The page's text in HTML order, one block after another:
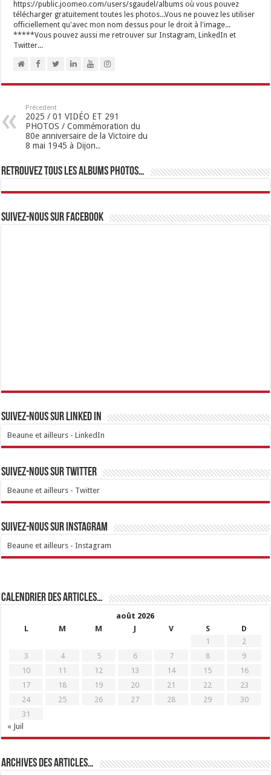
https://public.joomeo.com/users/sgaudel/albums où vous pouvez
télécharger gratuitement toutes les photos...Vous ne pouvez les utiliser
officiellement qu'avec mon nom dessus pour le droit à l'image...
*****Vous pouvez aussi me retrouver sur Instagram, LinkedIn et
Twitter...
Précedent
2025 / 01 VIDÉO ET 291
PHOTOS / Commémoration du
80e anniversaire de la Victoire du
8 mai 1945 à Dijon..
Retrouvez tous les albums photos…
Suivez-nous sur Facebook
Suivez-nous sur linked IN
Beaune et ailleurs - LinkedIn
Suivez-nous sur Twitter
Beaune et ailleurs - Twitter
Suivez-nous sur Instagram
Beaune et ailleurs - Instagram
Calendrier des articles…
août 2026
L
M M J V S
D
1
2
3
4 5 6 7 8
9
10
11 12 13 14 15
16
17
18 19 20 21 22
23
24
25 26 27 28 29
30
31
« Juil
Archives des articles…